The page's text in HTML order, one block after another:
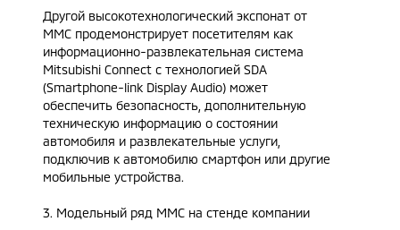
Другой высокотехнологический экспонат от
MMC продемонстрирует посетителям как
информационно-развлекательная система
Mitsubishi Connect с технологией SDA
(Smartphone-link Display Audio) может
обеспечить безопасность, дополнительную
техническую информацию о состоянии
автомобиля и развлекательные услуги,
подключив к автомобилю смартфон или другие
мобильные устройства.
3. Модельный ряд ММС на стенде компании